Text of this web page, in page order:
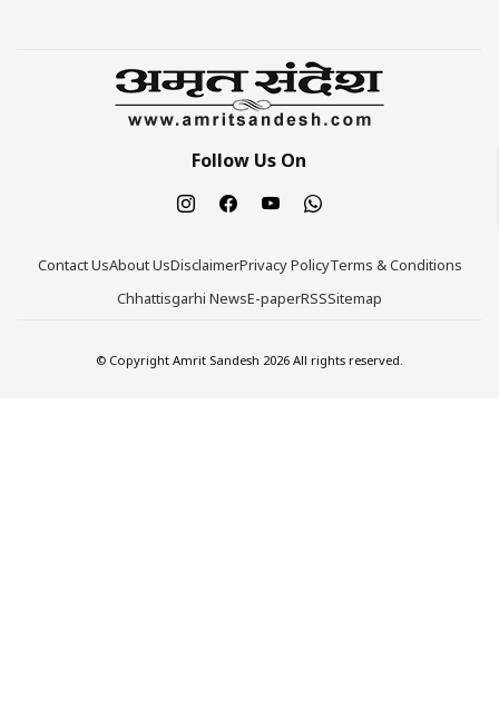
Follow Us On
Contact UsAbout UsDisclaimerPrivacy PolicyTerms & Conditions
Chhattisgarhi NewsE-paperRSSSitemap
© Copyright Amrit Sandesh 2026 All rights reserved.